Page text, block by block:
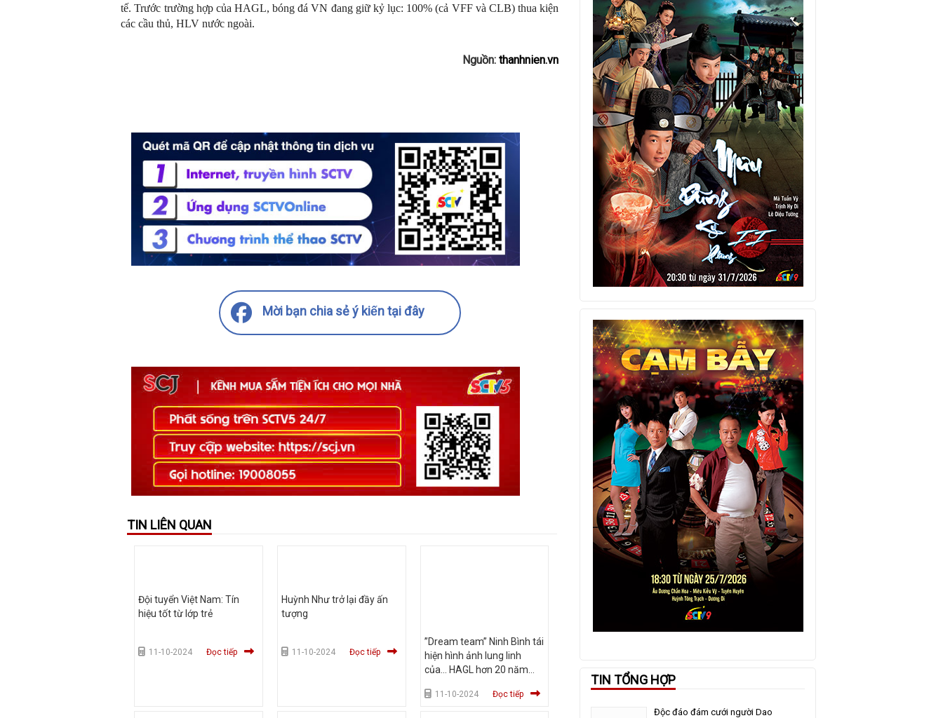
tế. Trước trường hợp của HAGL, bóng đá VN đang giữ kỷ lục: 100% (cả VFF và CLB) thua kiện
các cầu thủ, HLV nước ngoài.
Nguồn:thanhnien.vn
Mời bạn chia sẻ ý kiến tại đây
TIN LIÊN QUAN
Đội tuyển Việt Nam: Tín
hiệu tốt từ lớp trẻ
11-10-2024 Đọc tiếp
Huỳnh Như trở lại đầy ấn
tượng
11-10-2024 Đọc tiếp
”Dream team” Ninh Bình tái
hiện hình ảnh lung linh
của… HAGL hơn 20 năm
11-10-2024 Đọc tiếp
TIN TỔNG HỢP
Độc đáo đám cưới người Dao